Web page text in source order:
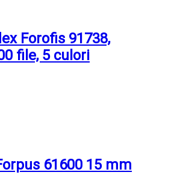
Forofis 91738,
file, 5 culori
61600 15 mm